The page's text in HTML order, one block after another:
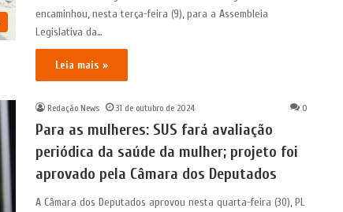
encaminhou, nesta terça-feira (9), para a Assembleia
Legislativa da…
Leia mais »
Redação News 31 de outubro de 2024 0
Para as mulheres: SUS fará avaliação
periódica da saúde da mulher; projeto foi
aprovado pela Câmara dos Deputados
A Câmara dos Deputados aprovou nesta quarta-feira (30), PL